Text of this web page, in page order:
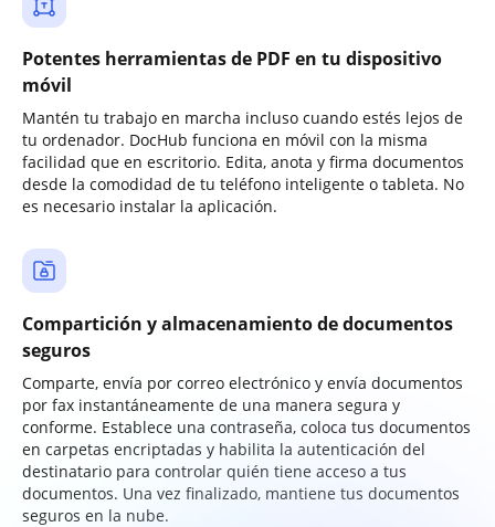
Potentes herramientas de PDF en tu dispositivo
móvil
Mantén tu trabajo en marcha incluso cuando estés lejos de
tu ordenador. DocHub funciona en móvil con la misma
facilidad que en escritorio. Edita, anota y firma documentos
desde la comodidad de tu teléfono inteligente o tableta. No
es necesario instalar la aplicación.
Compartición y almacenamiento de documentos
seguros
Comparte, envía por correo electrónico y envía documentos
por fax instantáneamente de una manera segura y
conforme. Establece una contraseña, coloca tus documentos
en carpetas encriptadas y habilita la autenticación del
destinatario para controlar quién tiene acceso a tus
documentos. Una vez finalizado, mantiene tus documentos
seguros en la nube.